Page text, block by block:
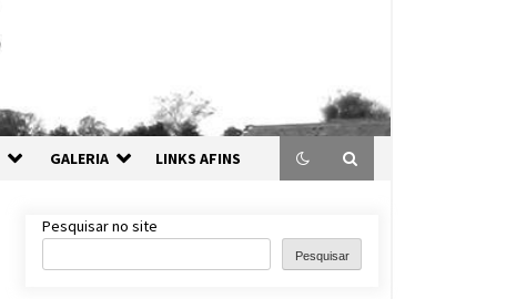
GALERIA LINKS AFINS
Pesquisar no site
Pesquisar